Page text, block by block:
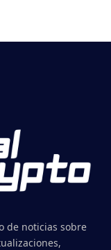
de noticias sobre